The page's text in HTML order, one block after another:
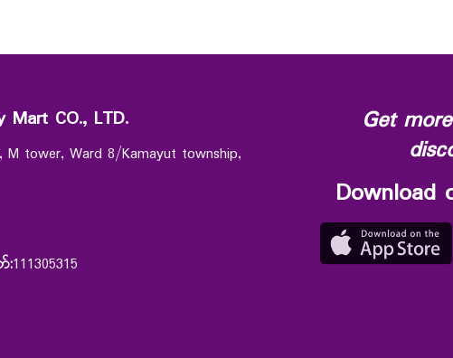
Mart CO., LTD.
M tower, Ward 8/Kamayut township,
:111305315
Get
Download